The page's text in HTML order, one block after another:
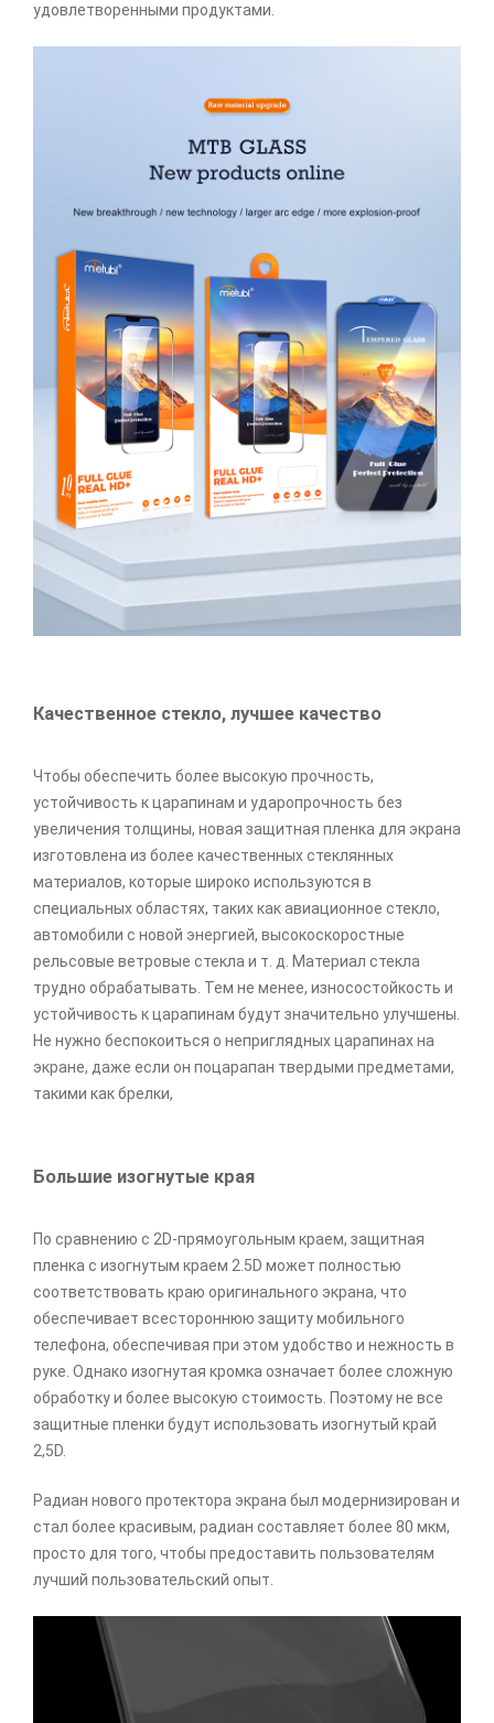
удовлетворенными продуктами.
Качественное стекло, лучшее качество
Чтобы обеспечить более высокую прочность,
устойчивость к царапинам и ударопрочность без
увеличения толщины, новая защитная пленка для экрана
изготовлена из более качественных стеклянных
материалов, которые широко используются в
специальных областях, таких как авиационное стекло,
автомобили с новой энергией, высокоскоростные
рельсовые ветровые стекла и т. д. Материал стекла
трудно обрабатывать. Тем не менее, износостойкость и
устойчивость к царапинам будут значительно улучшены.
Не нужно беспокоиться о неприглядных царапинах на
экране, даже если он поцарапан твердыми предметами,
такими как брелки,
Большие изогнутые края
По сравнению с 2D-прямоугольным краем, защитная
пленка с изогнутым краем 2.5D может полностью
соответствовать краю оригинального экрана, что
обеспечивает всестороннюю защиту мобильного
телефона, обеспечивая при этом удобство и нежность в
руке. Однако изогнутая кромка означает более сложную
обработку и более высокую стоимость. Поэтому не все
защитные пленки будут использовать изогнутый край
2,5D.
Радиан нового протектора экрана был модернизирован и
стал более красивым, радиан составляет более 80 мкм,
просто для того, чтобы предоставить пользователям
лучший пользовательский опыт.